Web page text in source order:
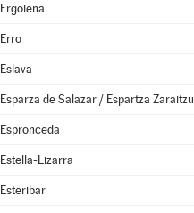
Ergoiena
Erro
Eslava
Esparza de Salazar / Espartza Zaraitzu
Espronceda
Estella-Lizarra
Esteribar